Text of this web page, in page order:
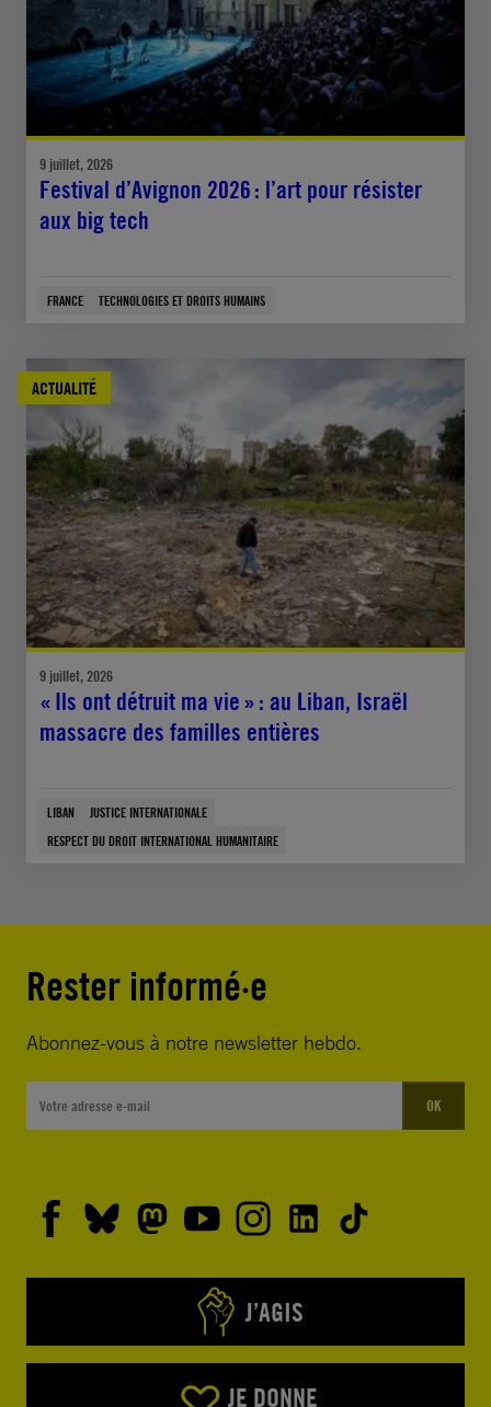
9 juillet, 2026
Festival d’Avignon 2026 : l’art pour résister
aux big tech
FRANCE TECHNOLOGIES ET DROITS HUMAINS
ACTUALITÉ
9 juillet, 2026
« Ils ont détruit ma vie » : au Liban, Israël
massacre des familles entières
LIBAN
JUSTICE INTERNATIONALE
RESPECT DU DROIT INTERNATIONAL HUMANITAIRE
Rester informé·e
Abonnez-vous à notre newsletter hebdo.
OK
J’AGIS
JE DONNE